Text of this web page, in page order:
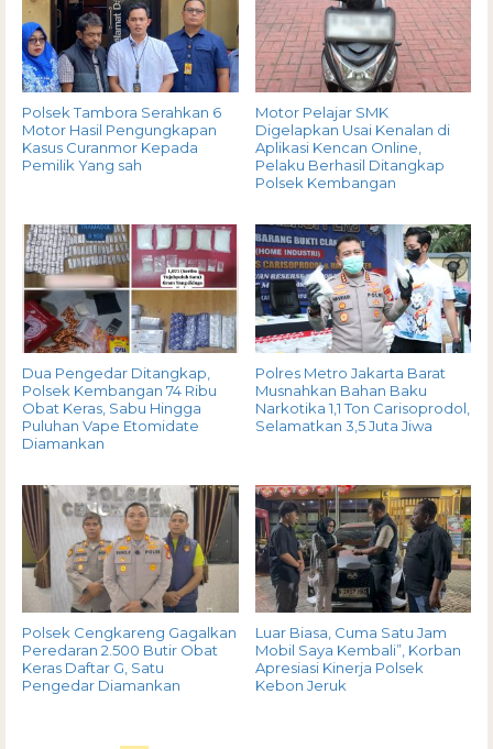
Polsek Tambora Serahkan 6
Motor Hasil Pengungkapan
Kasus Curanmor Kepada
Pemilik Yang sah
Motor Pelajar SMK
Digelapkan Usai Kenalan di
Aplikasi Kencan Online,
Pelaku Berhasil Ditangkap
Polsek Kembangan
Dua Pengedar Ditangkap,
Polsek Kembangan 74 Ribu
Obat Keras, Sabu Hingga
Puluhan Vape Etomidate
Diamankan
Polres Metro Jakarta Barat
Musnahkan Bahan Baku
Narkotika 1,1 Ton Carisoprodol,
Selamatkan 3,5 Juta Jiwa
Polsek Cengkareng Gagalkan
Peredaran 2.500 Butir Obat
Keras Daftar G, Satu
Pengedar Diamankan
Luar Biasa, Cuma Satu Jam
Mobil Saya Kembali”, Korban
Apresiasi Kinerja Polsek
Kebon Jeruk